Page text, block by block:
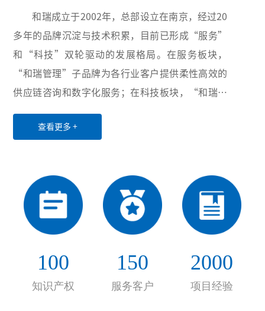
和瑞成立于2002年，总部设立在南京，经过20
多年的品牌沉淀与技术积累，目前已形成“服务”
和“科技”双轮驱动的发展格局。在服务板块，
“和瑞管理”子品牌为各行业客户提供柔性高效的
供应链咨询和数字化服务；在科技板块，“和瑞智
业互联网三大领域，致力于为世界各地用户提供创
经验以及高效优质的售后服务，公司业务已覆盖全
国20余个省份和直辖市，并与电力、医药、水务、
第三方物流等行业的众多龙头企业建立了长期稳定
绩效提高。
查看更多 +
100
知识产权
150
服务客户
2000
项目经验